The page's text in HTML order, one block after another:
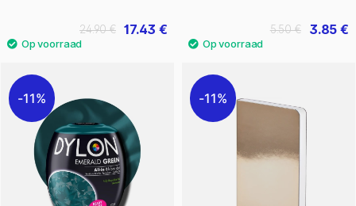
17.43 €
24.90 € 3.85 €
5.50 €
11% 11%